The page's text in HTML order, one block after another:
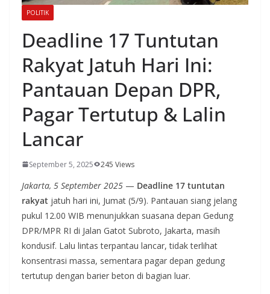
POLITIK
Deadline 17 Tuntutan
Rakyat Jatuh Hari Ini:
Pantauan Depan DPR,
Pagar Tertutup & Lalin
Lancar
September 5, 2025 245 Views
Jakarta, 5 September 2025 — Deadline 17 tuntutan
rakyat jatuh hari ini, Jumat (5/9). Pantauan siang jelang
pukul 12.00 WIB menunjukkan suasana depan Gedung
DPR/MPR RI di Jalan Gatot Subroto, Jakarta, masih
kondusif. Lalu lintas terpantau lancar, tidak terlihat
konsentrasi massa, sementara pagar depan gedung
tertutup dengan barier beton di bagian luar.